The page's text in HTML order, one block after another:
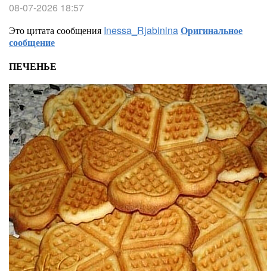
08-07-2026 18:57
Это цитата сообщения Inessa_RjabininaОригинальное
сообщение
ПЕЧЕНЬЕ